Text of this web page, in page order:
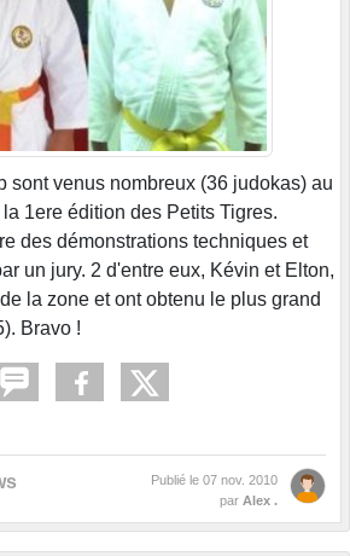
sont venus nombreux (36 judokas) au
1ere édition des Petits Tigres.
des démonstrations techniques et
un jury. 2 d'entre eux, Kévin et Elton,
la zone et ont obtenu le plus grand
Bravo !
Publié le 07 nov. 2010
par Alex .